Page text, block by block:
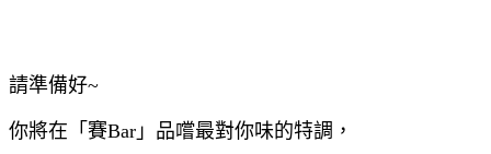
請準備好~
你將在「賽Bar」品嚐最對你味的特調，